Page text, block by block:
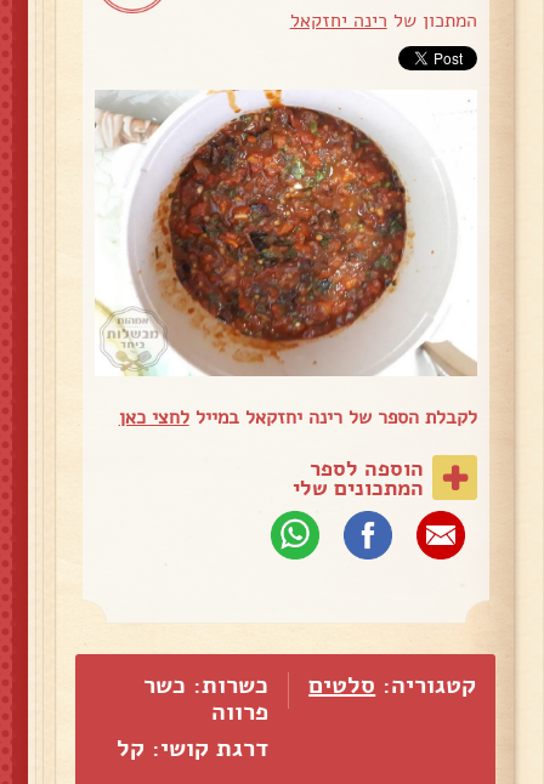
המתכון של רינה יחזקאל
לקבלת הספר של רינה יחזקאל במייללחצי כאן
הוספה לספר
המתכונים שלי
קטגוריה: סלטים
כשרות: כשר
פרווה
דרגת קושי: קל